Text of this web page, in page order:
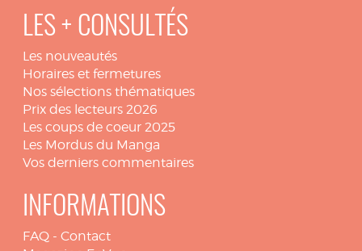
LES + CONSULTÉS
Les nouveautés
Horaires et fermetures
Nos sélections thématiques
Prix des lecteurs 2026
Les coups de coeur 2025
Les Mordus du Manga
Vos derniers commentaires
INFORMATIONS
FAQ - Contact